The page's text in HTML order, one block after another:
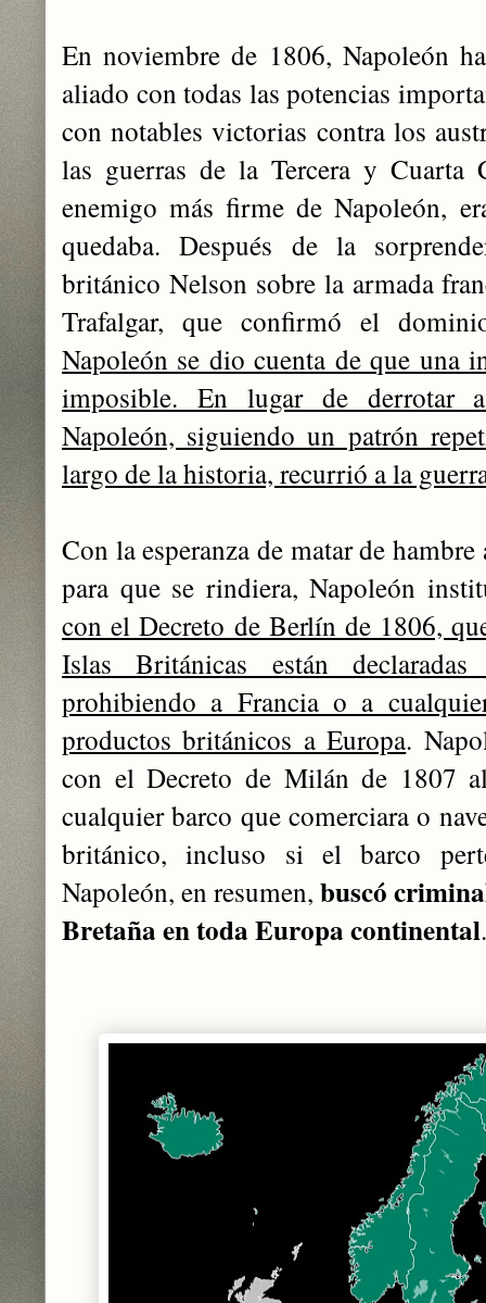
En noviembre de 1806, Napoleón
aliado con todas las potencias
con notables victorias contra los
las guerras de la Tercera y Cuarta
enemigo más firme de Napoleón,
quedaba. Después de la
británico Nelson sobre la armada
Trafalgar, que confirmó el
Napoleón se dio cuenta de que una
imposible. En lugar de derrotar
Napoleón, siguiendo un patrón
largo de la historia, recurrió a la
Con la esperanza de matar de
para que se rindiera, Napoleón
con el Decreto de Berlín de 1806,
Islas Británicas están
prohibiendo a Francia o a
productos británicos a Europa.
con el Decreto de Milán de 1807
cualquier barco que comerciara o
británico, incluso si el barco
Napoleón, en resumen,buscó
Bretaña en toda Europa continental.